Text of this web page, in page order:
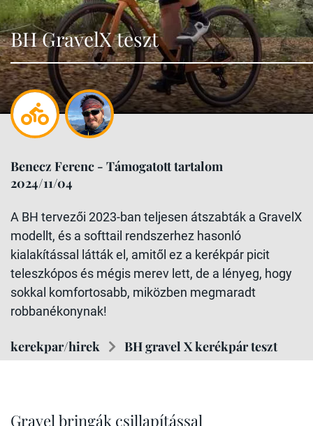
BH GravelX teszt
Benecz Ferenc - Támogatott tartalom
2024/11/04
A BH tervezői 2023-ban teljesen átszabták a GravelX
modellt, és a softtail rendszerhez hasonló
kialakítással látták el, amitől ez a kerékpár picit
teleszkópos és mégis merev lett, de a lényeg, hogy
sokkal komfortosabb, miközben megmaradt
robbanékonynak!
kerekpar/hirek BH gravel X kerékpár teszt
Gravel bringák csillapítással